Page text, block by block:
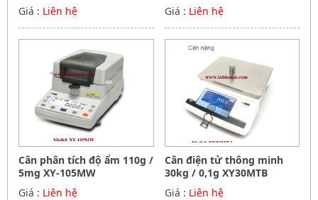
Giá : Liên hệ
Giá : Liên hệ
Cân phân tích độ ẩm 110g /
5mg XY-105MW
Giá : Liên hệ
Cân điện tử thông minh
30kg / 0,1g XY30MTB
Giá : Liên hệ